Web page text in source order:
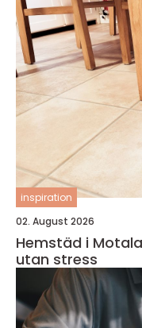
inspiration
02. August 2026
Hemstäd i
utan stress